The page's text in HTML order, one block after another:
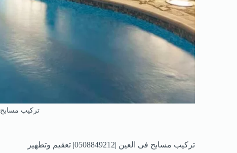
تركيب
تركيب مسابح فى العين |0508849212| تعقيم وتطهير